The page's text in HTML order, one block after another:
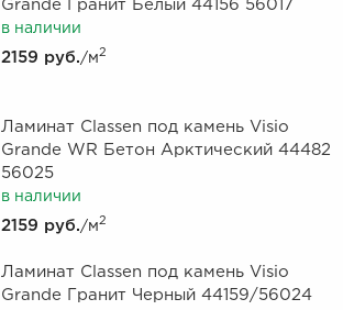
Grande Гранит Белый 44156 56017
в наличии
2159 руб./м2
Ламинат Classen под камень Visio
Grande WR Бетон Арктический 44482
56025
в наличии
2159 руб./м2
Ламинат Classen под камень Visio
Grande Гранит Черный 44159/56024